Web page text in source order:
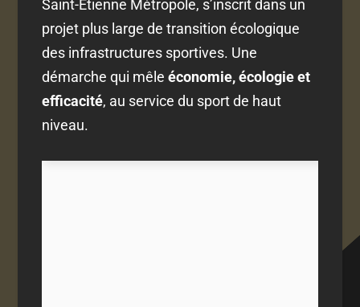
Saint-Étienne Métropole, s’inscrit dans un
projet plus large de transition écologique
des infrastructures sportives. Une
démarche qui mêleéconomie, écologie et
efficacité, au service du sport de haut
niveau.